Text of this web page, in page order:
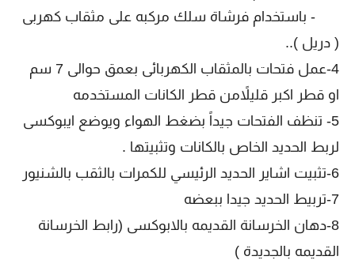
- باستخدام فرشاة سلك مركبه على مثقاب كهربى
( دريل )..
4-عمل فتحات بالمثقاب الكهربائى بعمق حوالى 7 سم
او قطر اكبر قليلاًمن قطر الكانات المستخدمه
5- تنظف الفتحات جيداً بضغط الهواء ويوضع ايبوكسى
لربط الحديد الخاص بالكانات وتثبيتها .
6-تثبيت اشاير الحديد الرئيسي للكمرات بالثقب بالشنيور
7-تربيط الحديد جيدا ببعضه
8-دهان الخرسانة القديمه بالابوكسى (رابط الخرسانة
القديمه بالجديدة )